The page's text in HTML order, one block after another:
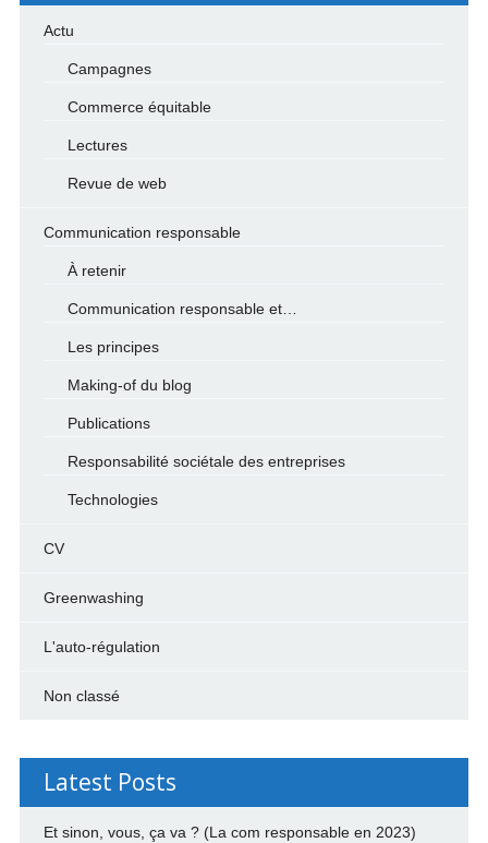
Actu
Campagnes
Commerce équitable
Lectures
Revue de web
Communication responsable
À retenir
Communication responsable et…
Les principes
Making-of du blog
Publications
Responsabilité sociétale des entreprises
Technologies
CV
Greenwashing
L'auto-régulation
Non classé
Latest Posts
Et sinon, vous, ça va ? (La com responsable en 2023)